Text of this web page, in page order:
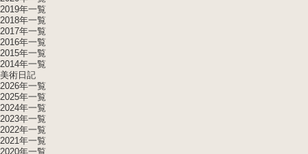
2019年一覧
2018年一覧
2017年一覧
2016年一覧
2015年一覧
2014年一覧
美術日記
2026年一覧
2025年一覧
2024年一覧
2023年一覧
2022年一覧
2021年一覧
2020年一覧